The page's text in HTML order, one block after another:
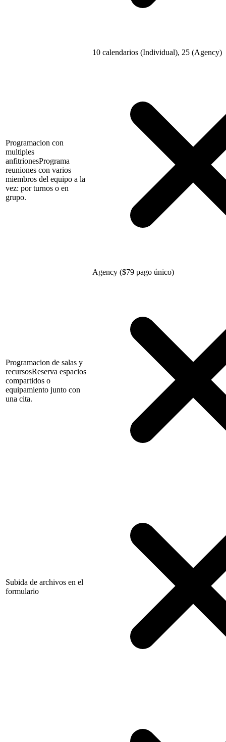
10 calendarios (Individual), 25 (Agency)
Programacion con
multiples
anfitrionesPrograma
reuniones con varios
miembros del equipo a la
vez: por turnos o en
grupo.
Agency ($79 pago único)
Programacion de salas y
recursosReserva espacios
compartidos o
equipamiento junto con
una cita.
Subida de archivos en el
formulario